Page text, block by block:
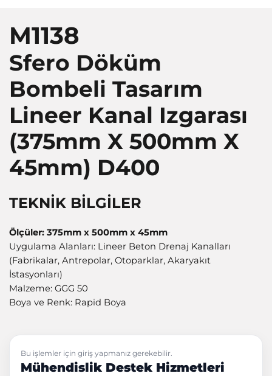
M1138
Sfero Döküm
Bombeli Tasarım
Lineer Kanal Izgarası
(375mm X 500mm X
45mm) D400
TEKNİK BİLGİLER
Ölçüler: 375mm x 500mm x 45mm
Uygulama Alanları: Lineer Beton Drenaj Kanalları
(Fabrikalar, Antrepolar, Otoparklar, Akaryakıt
İstasyonları)
Malzeme: GGG 50
Boya ve Renk: Rapid Boya
Bu işlemler için giriş yapmanız gerekebilir.
Mühendislik Destek Hizmetleri